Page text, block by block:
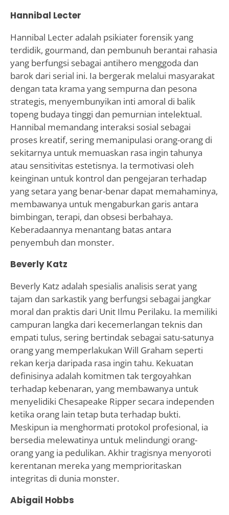
Hannibal Lecter
Hannibal Lecter adalah psikiater forensik yang
terdidik, gourmand, dan pembunuh berantai rahasia
yang berfungsi sebagai antihero menggoda dan
barok dari serial ini. Ia bergerak melalui masyarakat
dengan tata krama yang sempurna dan pesona
strategis, menyembunyikan inti amoral di balik
topeng budaya tinggi dan pemurnian intelektual.
Hannibal memandang interaksi sosial sebagai
proses kreatif, sering memanipulasi orang-orang di
sekitarnya untuk memuaskan rasa ingin tahunya
atau sensitivitas estetisnya. Ia termotivasi oleh
keinginan untuk kontrol dan pengejaran terhadap
yang setara yang benar-benar dapat memahaminya,
membawanya untuk mengaburkan garis antara
bimbingan, terapi, dan obsesi berbahaya.
Keberadaannya menantang batas antara
penyembuh dan monster.
Beverly Katz
Beverly Katz adalah spesialis analisis serat yang
tajam dan sarkastik yang berfungsi sebagai jangkar
moral dan praktis dari Unit Ilmu Perilaku. Ia memiliki
campuran langka dari kecemerlangan teknis dan
empati tulus, sering bertindak sebagai satu-satunya
orang yang memperlakukan Will Graham seperti
rekan kerja daripada rasa ingin tahu. Kekuatan
definisinya adalah komitmen tak tergoyahkan
terhadap kebenaran, yang membawanya untuk
menyelidiki Chesapeake Ripper secara independen
ketika orang lain tetap buta terhadap bukti.
Meskipun ia menghormati protokol profesional, ia
bersedia melewatinya untuk melindungi orang-
orang yang ia pedulikan. Akhir tragisnya menyoroti
kerentanan mereka yang memprioritaskan
integritas di dunia monster.
Abigail Hobbs